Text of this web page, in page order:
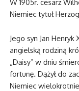
W 1905r. cesarz
Niemiec tytuł
Jego syn Jan
angielską rodziną
„Daisy” w dniu
fortunę. Dążył do
Niemiec